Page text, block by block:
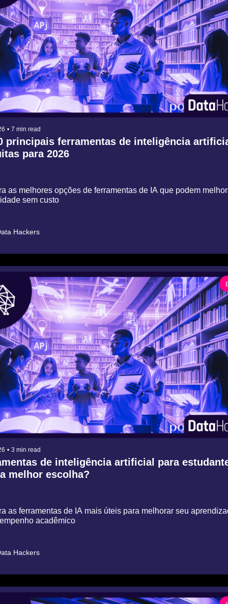
• 7 min read
principais ferramentas de inteligência
para 2026
as melhores opções de ferramentas de IA que podem
sem custo
Hackers
• 3 min read
de inteligência artificial para
melhor escolha?
as ferramentas de IA mais úteis para melhorar seu
acadêmico
Hackers